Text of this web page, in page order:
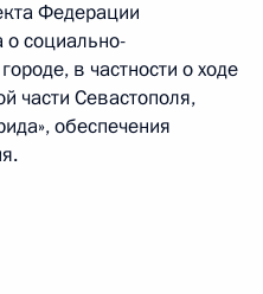
Федерации
социально-
в частности о ходе
части Севастополя,
обеспечения